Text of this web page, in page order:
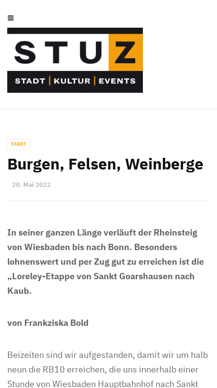
STADT
Burgen, Felsen, Weinberge
20. Mai 2022
In seiner ganzen Länge verläuft der Rheinsteig
von Wiesbaden bis nach Bonn. Besonders
lohnenswert und per Zug gut zu erreichen ist die
„Loreley-Etappe von Sankt Goarshausen nach
Kaub.
von Frankziska Bold
Beizeiten sind wir aufgestanden, damit wir um halb
neun die RB10 erreichen, die uns innerhalb einer
Stunde von Wiesbaden Hauptbahnhof nach Sankt